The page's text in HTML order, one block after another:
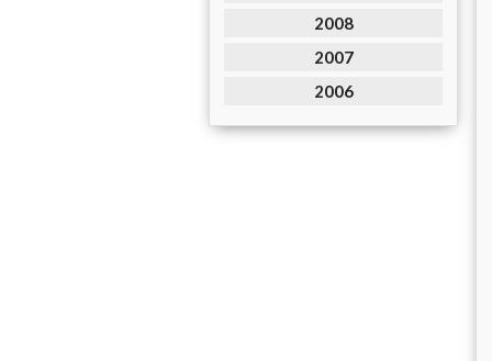
2008
2007
2006